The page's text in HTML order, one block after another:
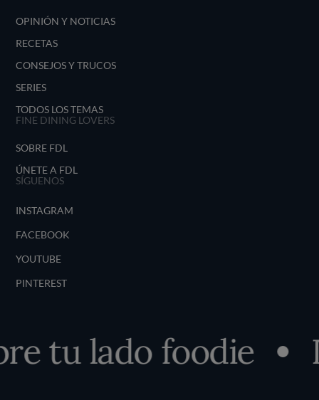
OPINIÓN Y NOTICIAS
RECETAS
CONSEJOS Y TRUCOS
SERIES
TODOS LOS TEMAS
FINE DINING LOVERS
SOBRE FDL
ÚNETE A FDL
SÍGUENOS
INSTAGRAM
FACEBOOK
YOUTUBE
PINTEREST
tu lado foodie